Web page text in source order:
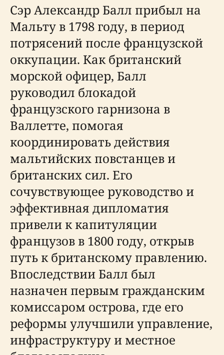
Сэр Александр Балл прибыл на
Мальту в 1798 году, в период
потрясений после французской
оккупации. Как британский
морской офицер, Балл
руководил блокадой
французского гарнизона в
Валлетте, помогая
координировать действия
мальтийских повстанцев и
британских сил. Его
сочувствующее руководство и
эффективная дипломатия
привели к капитуляции
французов в 1800 году, открыв
путь к британскому правлению.
Впоследствии Балл был
назначен первым гражданским
комиссаром острова, где его
реформы улучшили управление,
инфраструктуру и местное